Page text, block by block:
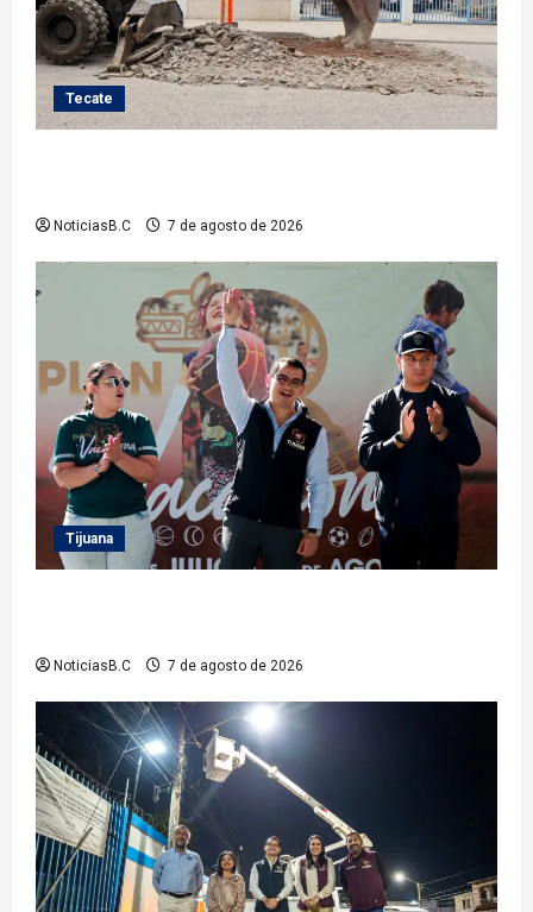
Tecate
NoticiasB.C 7 de agosto de 2026
Tijuana
NoticiasB.C 7 de agosto de 2026